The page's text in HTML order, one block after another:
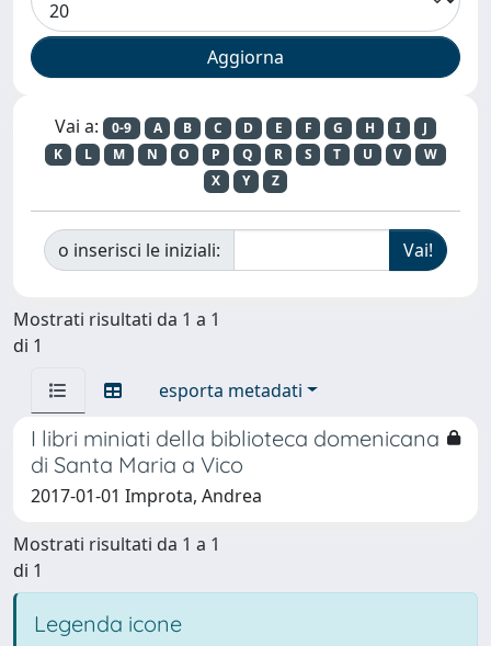
Vai a: 0-9 A B C D E F G H I
J
K
L M N O P Q R S T U V
W
X
Y Z
o inserisci le iniziali:
Mostrati risultati da 1 a 1
di 1
esporta metadati
I libri miniati della biblioteca domenicana
di Santa Maria a Vico
2017-01-01 Improta, Andrea
Mostrati risultati da 1 a 1
di 1
Legenda icone